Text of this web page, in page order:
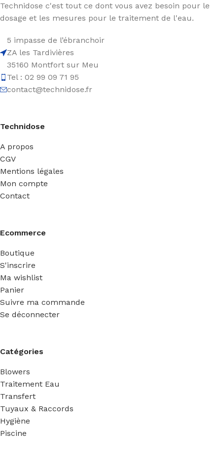
Technidose c'est tout ce dont vous avez besoin pour le
dosage et les mesures pour le traitement de l'eau.
5 impasse de l’ébranchoir
ZA les Tardivières
35160 Montfort sur Meu
Tel : 02 99 09 71 95
contact@technidose.fr
Technidose
A propos
CGV
Mentions légales
Mon compte
Contact
Ecommerce
Boutique
S'inscrire
Ma wishlist
Panier
Suivre ma commande
Se déconnecter
Catégories
Blowers
Traitement Eau
Transfert
Tuyaux & Raccords
Hygiène
Piscine